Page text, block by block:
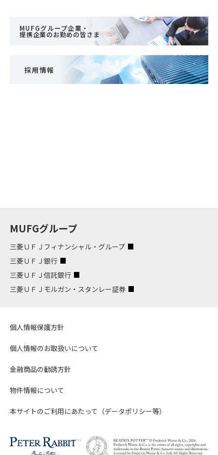
MUFGグループ企業・
提携企業のお勤めの皆さま
採用情報
MUFGグループ
三菱ＵＦＪフィナンシャル・グループ
三菱ＵＦＪ銀行
三菱ＵＦＪ信託銀行
三菱ＵＦＪモルガン・スタンレー証券
個人情報保護方針
個人情報のお取扱いについて
金融商品の勧誘方針
物件情報について
本サイトのご利用にあたって（データポリシー等）